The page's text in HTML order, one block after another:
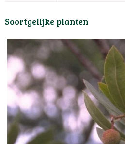
Soortgelijke planten